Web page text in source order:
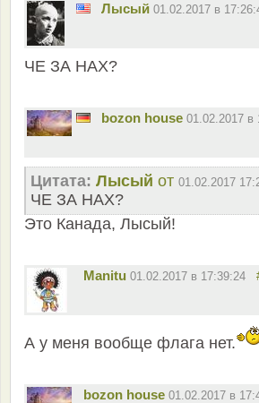
Лысый 01.02.2017 в
ЧЕ ЗА НАХ?
bozon house 01.02.2017
Цитата: Лысый от 01.02.2017
ЧЕ ЗА НАХ?
Это Канада, Лысый!
Manitu 01.02.2017 в 17:39:24
А у меня вообще флага нет.
bozon house 01.02.2017 в